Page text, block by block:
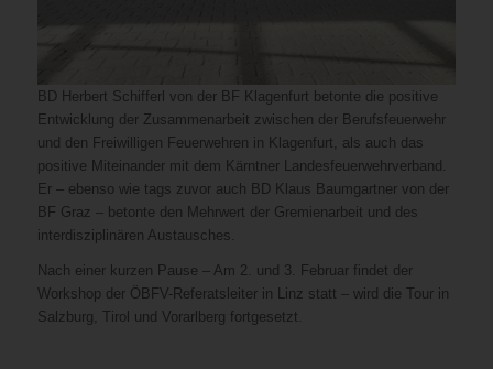
BD Herbert Schifferl von der BF Klagenfurt betonte die positive
Entwicklung der Zusammenarbeit zwischen der Berufsfeuerwehr
und den Freiwilligen Feuerwehren in Klagenfurt, als auch das
positive Miteinander mit dem Kärntner Landesfeuerwehrverband.
Er – ebenso wie tags zuvor auch BD Klaus Baumgartner von der
BF Graz – betonte den Mehrwert der Gremienarbeit und des
interdisziplinären Austausches.
Nach einer kurzen Pause – Am 2. und 3. Februar findet der
Workshop der ÖBFV-Referatsleiter in Linz statt – wird die Tour in
Salzburg, Tirol und Vorarlberg fortgesetzt.